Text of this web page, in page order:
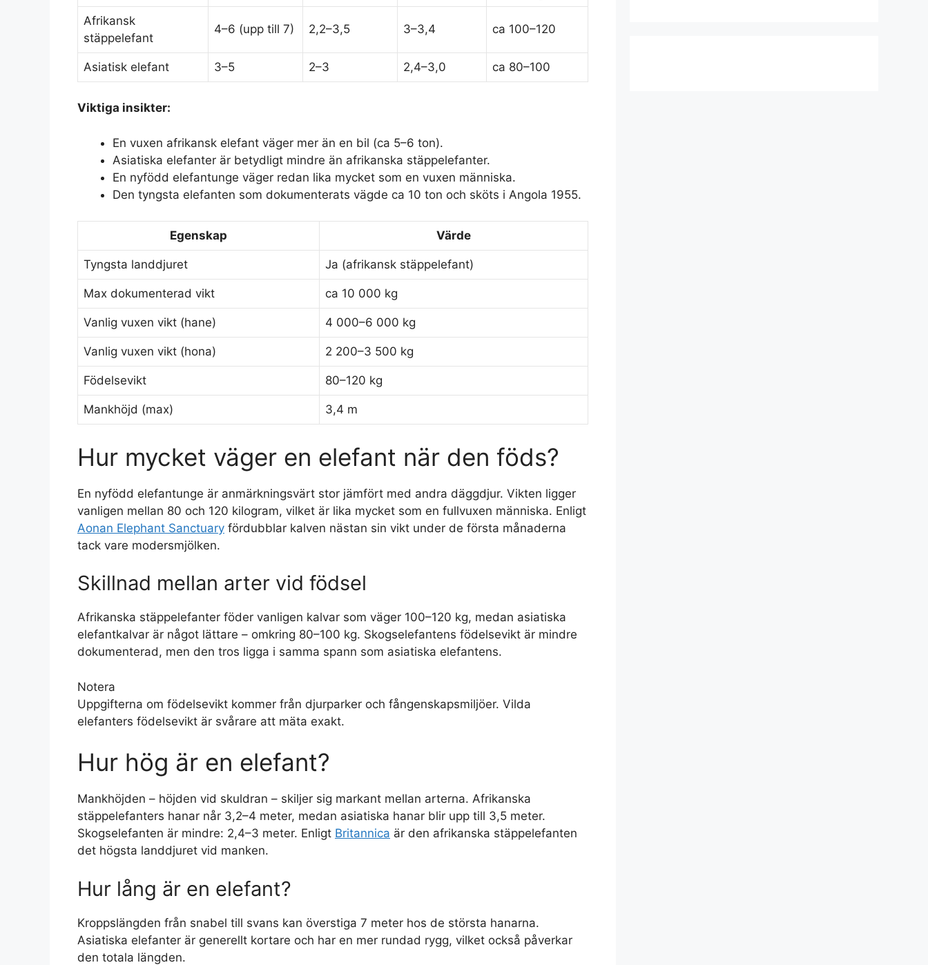
Afrikansk
stäppelefant
4–6 (upp till 7) 2,2–3,5 3–3,4 ca 100–120
Asiatisk elefant 3–5 2–3 2,4–3,0 ca 80–100
Viktiga insikter:
En vuxen afrikansk elefant väger mer än en bil (ca 5–6 ton).
Asiatiska elefanter är betydligt mindre än afrikanska stäppelefanter.
En nyfödd elefantunge väger redan lika mycket som en vuxen människa.
Den tyngsta elefanten som dokumenterats vägde ca 10 ton och sköts i Angola 1955.
Egenskap Värde
Tyngsta landdjuret Ja (afrikansk stäppelefant)
Max dokumenterad vikt ca 10 000 kg
Vanlig vuxen vikt (hane) 4 000–6 000 kg
Vanlig vuxen vikt (hona) 2 200–3 500 kg
Födelsevikt 80–120 kg
Mankhöjd (max) 3,4 m
Hur mycket väger en elefant när den föds?
En nyfödd elefantunge är anmärkningsvärt stor jämfört med andra däggdjur. Vikten ligger
vanligen mellan 80 och 120 kilogram, vilket är lika mycket som en fullvuxen människa. Enligt
Aonan Elephant Sanctuary fördubblar kalven nästan sin vikt under de första månaderna
tack vare modersmjölken.
Skillnad mellan arter vid födsel
Afrikanska stäppelefanter föder vanligen kalvar som väger 100–120 kg, medan asiatiska
elefantkalvar är något lättare – omkring 80–100 kg. Skogselefantens födelsevikt är mindre
dokumenterad, men den tros ligga i samma spann som asiatiska elefantens.
Notera
Uppgifterna om födelsevikt kommer från djurparker och fångenskapsmiljöer. Vilda
elefanters födelsevikt är svårare att mäta exakt.
Hur hög är en elefant?
Mankhöjden – höjden vid skuldran – skiljer sig markant mellan arterna. Afrikanska
stäppelefanters hanar når 3,2–4 meter, medan asiatiska hanar blir upp till 3,5 meter.
Skogselefanten är mindre: 2,4–3 meter. Enligt Britannica är den afrikanska stäppelefanten
det högsta landdjuret vid manken.
Hur lång är en elefant?
Kroppslängden från snabel till svans kan överstiga 7 meter hos de största hanarna.
Asiatiska elefanter är generellt kortare och har en mer rundad rygg, vilket också påverkar
den totala längden.